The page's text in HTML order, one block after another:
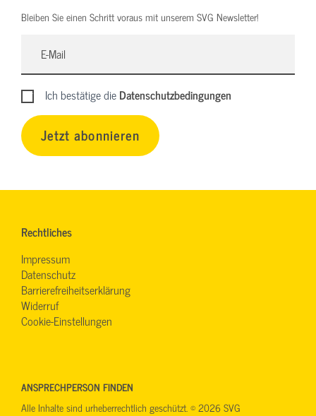
Bleiben Sie einen Schritt voraus mit unserem SVG Newsletter!
Ich bestätige dieDatenschutzbedingungen
Jetzt abonnieren
Rechtliches
Impressum
Datenschutz
Barrierefreiheitserklärung
Widerruf
Cookie-Einstellungen
ANSPRECHPERSON FINDEN
Alle Inhalte sind urheberrechtlich geschützt. © 2026 SVG